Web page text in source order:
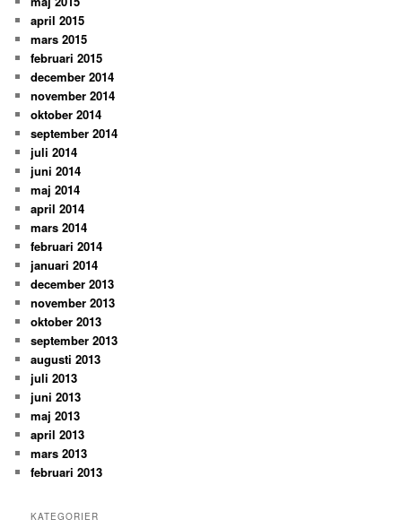
april 2015
mars 2015
februari 2015
december 2014
november 2014
oktober 2014
september 2014
juli 2014
juni 2014
maj 2014
april 2014
mars 2014
februari 2014
januari 2014
december 2013
november 2013
oktober 2013
september 2013
augusti 2013
juli 2013
juni 2013
maj 2013
april 2013
mars 2013
februari 2013
KATEGORIER